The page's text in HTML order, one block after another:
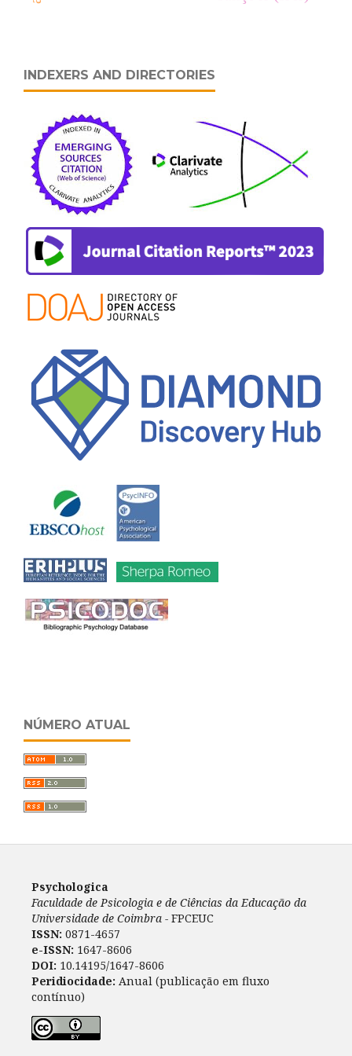
INDEXERS AND DIRECTORIES
NÚMERO ATUAL
Psychologica
Faculdade de Psicologia e de Ciências da Educação da
Universidade de Coimbra - FPCEUC
ISSN: 0871-4657
e-ISSN: 1647-8606
DOI: 10.14195/1647-8606
Peridiocidade: Anual (publicação em fluxo
contínuo)